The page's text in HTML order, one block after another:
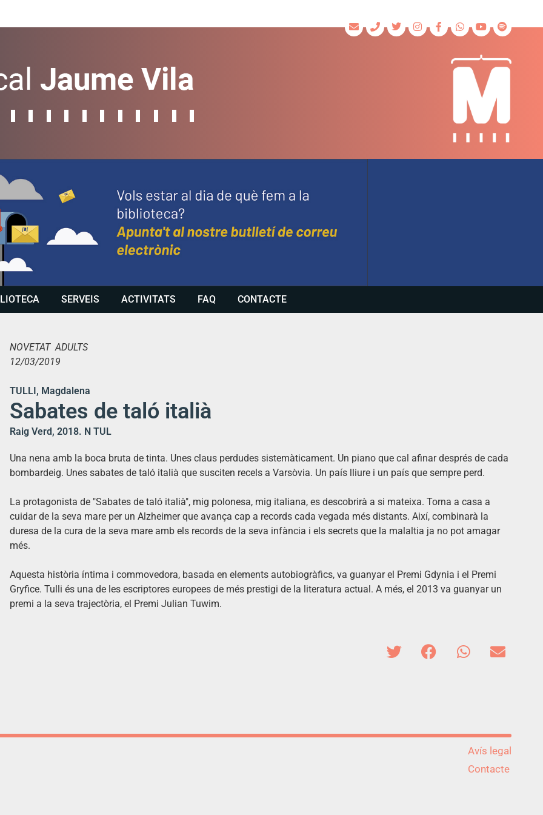
SERVEIS ACTIVITATS FAQ CONTACTE
NOVETAT ADULTS
12/03/2019
TULLI, Magdalena
Sabates de taló italià
Raig Verd, 2018. N TUL
Una nena amb la boca bruta de tinta. Unes claus perdudes sistemàticament. Un piano que cal afinar després de cada
bombardeig. Unes sabates de taló italià que susciten recels a Varsòvia. Un país lliure i un país que sempre perd.
La protagonista de "Sabates de taló italià", mig polonesa, mig italiana, es descobrirà a si mateixa. Torna a casa a
cuidar de la seva mare per un Alzheimer que avança cap a records cada vegada més distants. Així, combinarà la
duresa de la cura de la seva mare amb els records de la seva infància i els secrets que la malaltia ja no pot amagar
més.
Aquesta història íntima i commovedora, basada en elements autobiogràfics, va guanyar el Premi Gdynia i el Premi
Gryfice. Tulli és una de les escriptores europees de més prestigi de la literatura actual. A més, el 2013 va guanyar un
premi a la seva trajectòria, el Premi Julian Tuwim.
Avís legal
Contacte